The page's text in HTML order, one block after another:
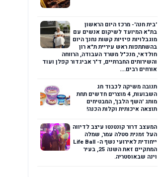
'בית חנה'- מרכז היום הראשון
בת"א המיועד לשיקום אנשים עם
מוגבלויות פיזיות קשות נחנך היום
בהשתתפות ראש עיריית ת"א רון
חולדאי, מנכ"ל משרד העבודה, הרווחה
והשירותים החברתיים, ד"ר אביגדור קפלן ועוד
אורחים רבים....
תנובה משיקה לכבוד חג
השבועות, 4 מוצרים חדשים תחת
מותג 'השף הלבן', המבטיחים
תוצאה איכותית וקלות הכנה!
המעצב דרור קונטנטו עיצב לדיווה
העל זמנית סטלה עמר, שמלה
ייחודית לאירועי נשף ה- Life Ball
המתקיים זאת השנה 25, בעיר
וינה שבאוסטריה.